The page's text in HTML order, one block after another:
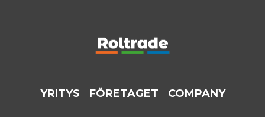
YRITYS FÖRETAGET COMPANY